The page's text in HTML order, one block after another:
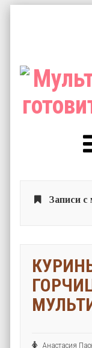
Записи
Анастасия